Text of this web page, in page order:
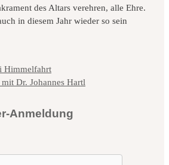
des Altars verehren, alle Ehre.
in diesem Jahr wieder so sein
Himmelfahrt
Dr. Johannes Hartl
Anmeldung